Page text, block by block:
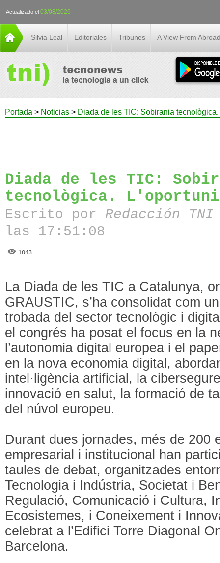
Actualizado el 03/08/2026
Silvia Leal Editoriales Tribunes A View From Abroad
Portada > Noticias > Diada de les TIC: Sobirania
Diada de les TIC:
tecnològica.
Escrito por Redacción
las 17:51:08
1043
La Diada de les TIC a Catalunya,
GRAUSTIC, s’ha consolidat com
trobada del sector tecnològic i
el congrés ha posat el focus en la
l’autonomia digital europea i el
en la nova economia digital,
intel·ligència artificial, la
innovació en salut, la formació de
del núvol europeu.
Durant dues jornades, més de 200
empresarial i institucional han
taules de debat, organitzades
Tecnologia i Indústria, Societat i
Regulació, Comunicació i Cultura,
Ecosistemes, i Coneixement i
celebrat a l’Edifici Torre Diagonal
Barcelona.